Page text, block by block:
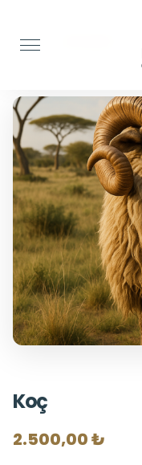
Koç
2.500,00 ₺